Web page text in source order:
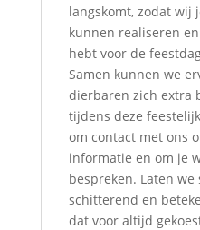
langskomt, zodat wij
kunnen realiseren
hebt voor de
Samen kunnen we
dierbaren zich extra
tijdens deze
om contact met ons
informatie en om je
bespreken. Laten we
schitterend en
dat voor altijd